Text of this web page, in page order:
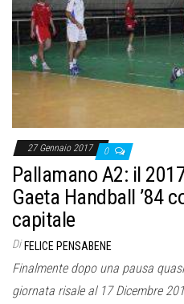
27 Gennaio 2017 0
Pallamano A2: il
Gaeta Handball ’84
capitale
Di FELICE PENSABENE
Finalmente dopo una pausa
giornata risale al 17 Dicembre